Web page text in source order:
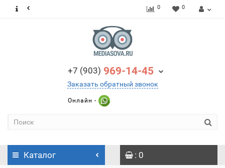
0 0
+7 (903) 969-14-45
Заказать обратный звонок
Онлайн -
Каталог : 0